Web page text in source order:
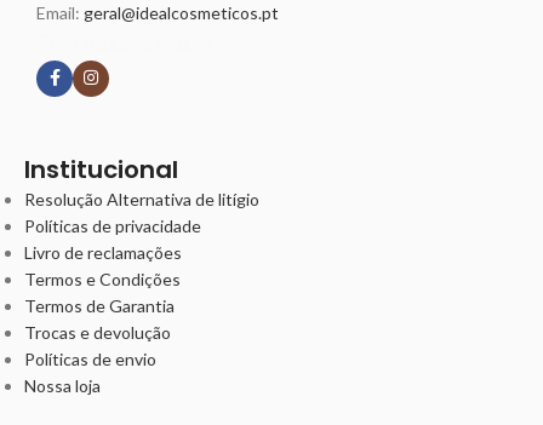
Email: geral@idealcosmeticos.pt
Institucional
Resolução Alternativa de litígio
Políticas de privacidade
Livro de reclamações
Termos e Condições
Termos de Garantia
Trocas e devolução
Políticas de envio
Nossa loja